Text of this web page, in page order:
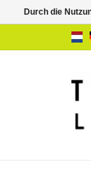
Durch die